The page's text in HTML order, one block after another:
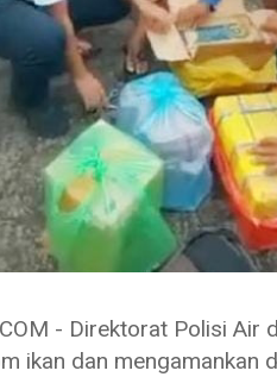
- Direktorat Polisi
ikan dan mengamankan